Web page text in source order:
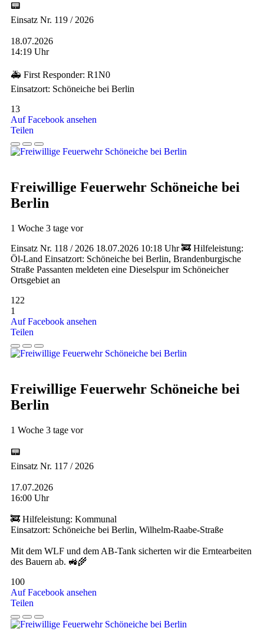
📟
Einsatz Nr. 119 / 2026
18.07.2026
14:19 Uhr
🚑 First Responder: R1N0
Einsatzort: Schöneiche bei Berlin
13
Auf Facebook ansehen
Teilen
Freiwillige Feuerwehr Schöneiche bei
Berlin
1 Woche 3 tage vor
Einsatz Nr. 118 / 2026 18.07.2026 10:18 Uhr 🚒 Hilfeleistung:
Öl-Land Einsatzort: Schöneiche bei Berlin, Brandenburgische
Straße Passanten meldeten eine Dieselspur im Schöneicher
Ortsgebiet an
122
1
Auf Facebook ansehen
Teilen
Freiwillige Feuerwehr Schöneiche bei
Berlin
1 Woche 3 tage vor
📟
Einsatz Nr. 117 / 2026
17.07.2026
16:00 Uhr
🚒 Hilfeleistung: Kommunal
Einsatzort: Schöneiche bei Berlin, Wilhelm-Raabe-Straße
Mit dem WLF und dem AB-Tank sicherten wir die Erntearbeiten
des Bauern ab. 🚜🌾
100
Auf Facebook ansehen
Teilen